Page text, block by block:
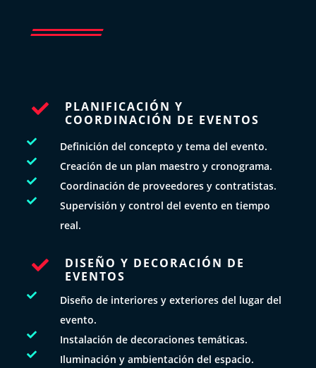

PLANIFICACIÓN Y
COORDINACIÓN DE EVENTOS
 Definición del concepto y tema del evento.
 Creación de un plan maestro y cronograma.
 Coordinación de proveedores y contratistas.

Supervisión y control del evento en tiempo
real.

DISEÑO Y DECORACIÓN DE
EVENTOS

Diseño de interiores y exteriores del lugar del
evento.
 Instalación de decoraciones temáticas.
 Iluminación y ambientación del espacio.